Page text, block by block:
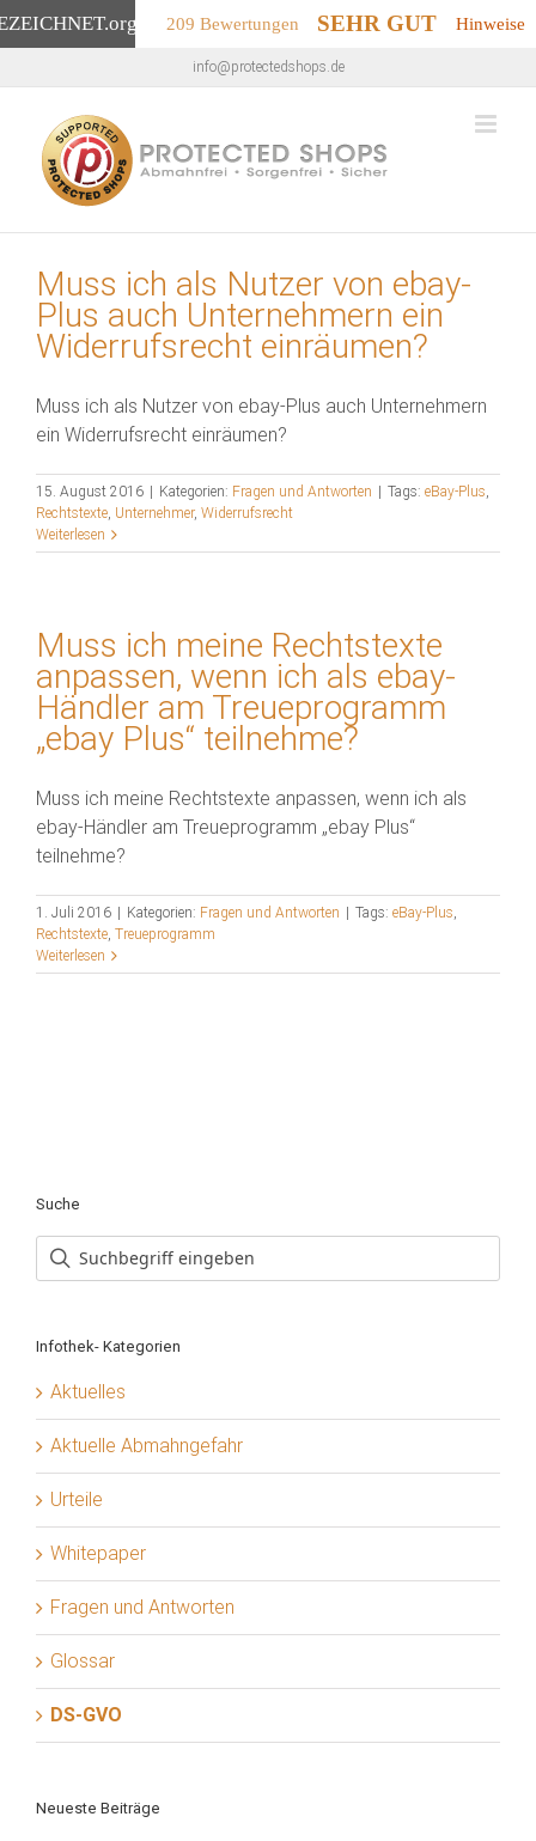
.org 209 Bewertungen SEHR GUT Hinweise
Inhalt
springen
info@protectedshops.de
Muss ich als Nutzer von ebay-
Plus auch Unternehmern ein
Widerrufsrecht einräumen?
Muss ich als Nutzer von ebay-Plus auch Unternehmern
ein Widerrufsrecht einräumen?
15. August 2016 Kategorien: Fragen und Antworten Tags: eBay-Plus,
Rechtstexte, Unternehmer, Widerrufsrecht
Weiterlesen
Muss ich meine Rechtstexte
anpassen, wenn ich als ebay-
Händler am Treueprogramm
„ebay Plus“ teilnehme?
Muss ich meine Rechtstexte anpassen, wenn ich als
ebay-Händler am Treueprogramm „ebay Plus“
teilnehme?
1. Juli 2016 Kategorien: Fragen und Antworten Tags: eBay-Plus,
Rechtstexte, Treueprogramm
Weiterlesen
Suche
Infothek- Kategorien
Aktuelles
Aktuelle Abmahngefahr
Urteile
Whitepaper
Fragen und Antworten
Glossar
DS-GVO
Neueste Beiträge